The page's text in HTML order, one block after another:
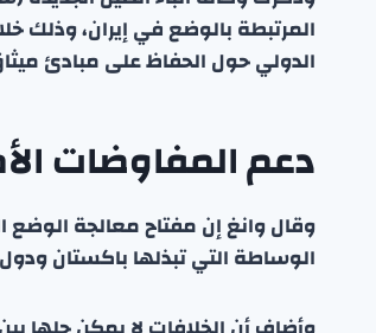
المرتبطة بالوضع في إيران،
الدولي حول الحفاظ على مبادئ
دعم المفاوضات
وقال وانغ إن مفتاح معالجة الوضع
الوساطة التي تبذلها باكستان